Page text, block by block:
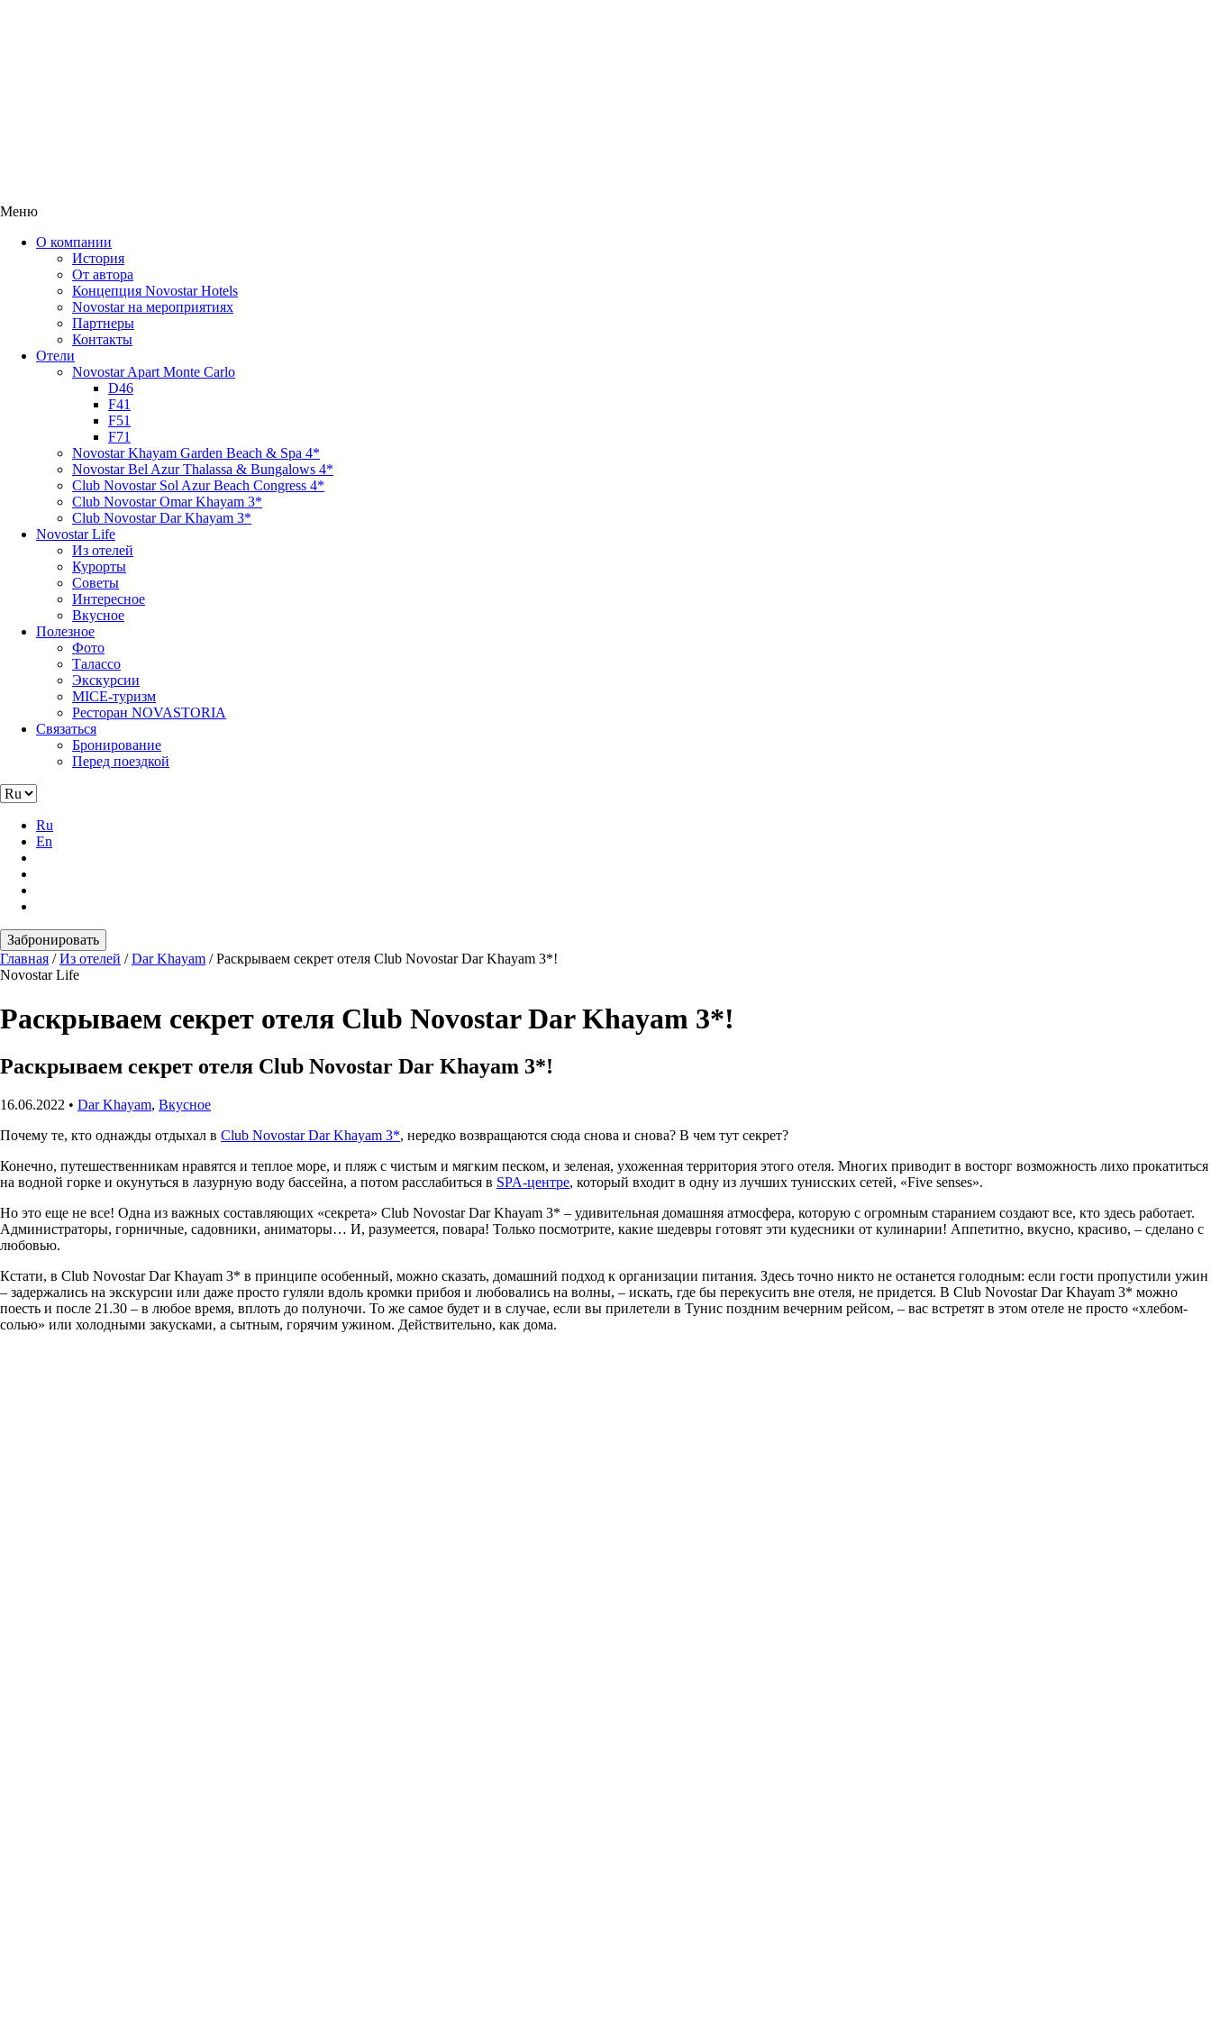
Меню
О компании
История
От автора
Концепция Novostar Hotels
Novostar на мероприятиях
Партнеры
Контакты
Отели
Novostar Apart Monte Carlo
D46
F41
F51
F71
Novostar Khayam Garden Beach & Spa 4*
Novostar Bel Azur Thalassa & Bungalows 4*
Club Novostar Sol Azur Beach Congress 4*
Club Novostar Omar Khayam 3*
Club Novostar Dar Khayam 3*
Novostar Life
Из отелей
Курорты
Советы
Интересное
Вкусное
Полезное
Фото
Талассо
Экскурсии
MICE-туризм
Ресторан NOVASTORIA
Связаться
Бронирование
Перед поездкой
Ru
En
Забронировать
Главная /Из отелей /Dar Khayam /Раскрываем секрет отеля Club Novostar Dar Khayam 3*!
Novostar Life
Раскрываем секрет отеля Club Novostar Dar Khayam 3*!
Раскрываем секрет отеля Club Novostar Dar Khayam 3*!
16.06.2022 • Dar Khayam, Вкусное
Почему те, кто однажды отдыхал в Club Novostar Dar Khayam 3*, нередко возвращаются сюда снова и снова? В чем тут секрет?
Конечно, путешественникам нравятся и теплое море, и пляж с чистым и мягким песком, и зеленая, ухоженная территория этого отеля. Многих приводит в восторг возможность лихо прокатиться
на водной горке и окунуться в лазурную воду бассейна, а потом расслабиться в SPA-центре, который входит в одну из лучших тунисских сетей, «Five senses».
Но это еще не все! Одна из важных составляющих «секрета» Club Novostar Dar Khayam 3* – удивительная домашняя атмосфера, которую с огромным старанием создают все, кто здесь работает.
Администраторы, горничные, садовники, аниматоры… И, разумеется, повара! Только посмотрите, какие шедевры готовят эти кудесники от кулинарии! Аппетитно, вкусно, красиво, – сделано с
любовью.
Кстати, в Club Novostar Dar Khayam 3* в принципе особенный, можно сказать, домашний подход к организации питания. Здесь точно никто не останется голодным: если гости пропустили ужин
– задержались на экскурсии или даже просто гуляли вдоль кромки прибоя и любовались на волны, – искать, где бы перекусить вне отеля, не придется. В Club Novostar Dar Khayam 3* можно
поесть и после 21.30 – в любое время, вплоть до полуночи. То же самое будет и в случае, если вы прилетели в Тунис поздним вечерним рейсом, – вас встретят в этом отеле не просто «хлебом-
солью» или холодными закусками, а сытным, горячим ужином. Действительно, как дома.